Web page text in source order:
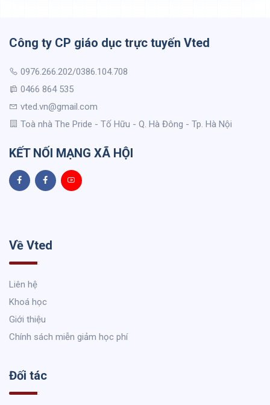
Công ty CP giáo dục trực tuyến Vted
0976.266.202/0386.104.708
0466 864 535
vted.vn@gmail.com
Toà nhà The Pride - Tố Hữu - Q. Hà Đông - Tp. Hà Nội
KẾT NỐI MẠNG XÃ HỘI
Về Vted
Liên hệ
Khoá học
Giới thiệu
Chính sách miễn giảm học phí
Đối tác